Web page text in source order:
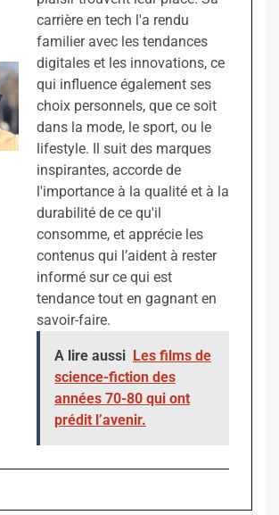
carrière en tech l'a rendu
familier avec les tendances
digitales et les innovations, ce
qui influence également ses
choix personnels, que ce soit
dans la mode, le sport, ou le
lifestyle. Il suit des marques
inspirantes, accorde de
l'importance à la qualité et à la
durabilité de ce qu'il
consomme, et apprécie les
contenus qui l’aident à rester
informé sur ce qui est
tendance tout en gagnant en
savoir-faire.
A lire aussi Les films de
science-fiction des
années 70-80 qui ont
prédit l’avenir.